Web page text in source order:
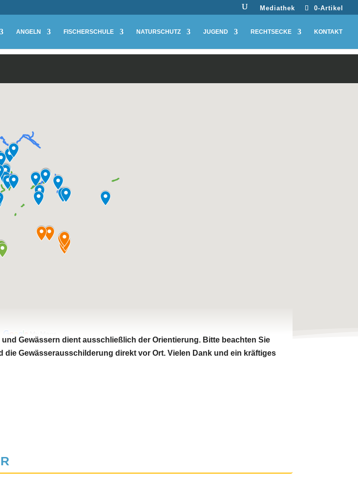
Mediathek 0-Artikel
ANGELN FISCHERSCHULE NATURSCHUTZ JUGEND RECHTSECKE KONTAKT
Gewässern dient ausschließlich der Orientierung. Bitte beachten Sie
die Gewässerausschilderung direkt vor Ort.Vielen Dank und ein kräftiges